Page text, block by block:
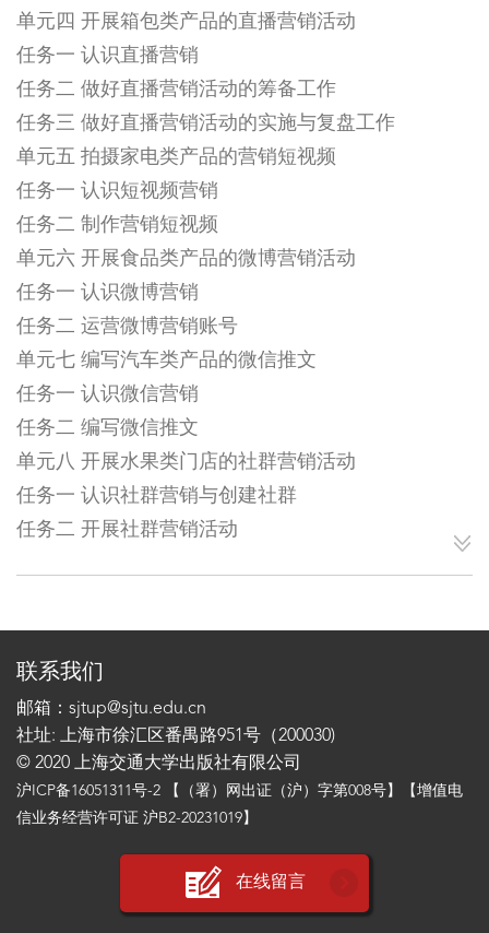
单元四 开展箱包类产品的直播营销活动
任务一 认识直播营销
任务二 做好直播营销活动的筹备工作
任务三 做好直播营销活动的实施与复盘工作
单元五 拍摄家电类产品的营销短视频
任务一 认识短视频营销
任务二 制作营销短视频
单元六 开展食品类产品的微博营销活动
任务一 认识微博营销
任务二 运营微博营销账号
单元七 编写汽车类产品的微信推文
任务一 认识微信营销
任务二 编写微信推文
单元八 开展水果类门店的社群营销活动
任务一 认识社群营销与创建社群
任务二 开展社群营销活动
联系我们
邮箱：sjtup@sjtu.edu.cn
社址: 上海市徐汇区番禺路951号（200030)
© 2020 上海交通大学出版社有限公司
沪ICP备16051311号-2 【（署）网出证（沪）字第008号】【增值电
信业务经营许可证 沪B2-20231019】
在线留言